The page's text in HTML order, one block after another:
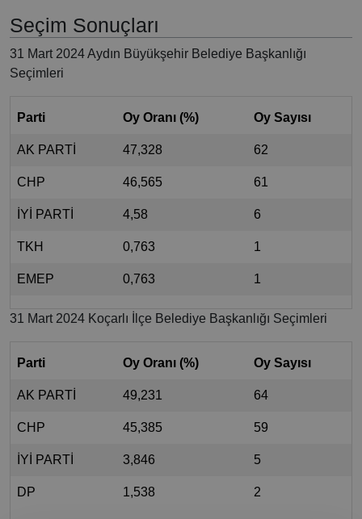
Seçim Sonuçları
31 Mart 2024 Aydın Büyükşehir Belediye Başkanlığı
Seçimleri
Parti Oy Oranı (%) Oy Sayısı
AK PARTİ 47,328 62
CHP 46,565 61
İYİ PARTİ 4,58 6
TKH 0,763 1
EMEP 0,763 1
31 Mart 2024 Koçarlı İlçe Belediye Başkanlığı Seçimleri
Parti Oy Oranı (%) Oy Sayısı
AK PARTİ 49,231 64
CHP 45,385 59
İYİ PARTİ 3,846 5
DP 1,538 2